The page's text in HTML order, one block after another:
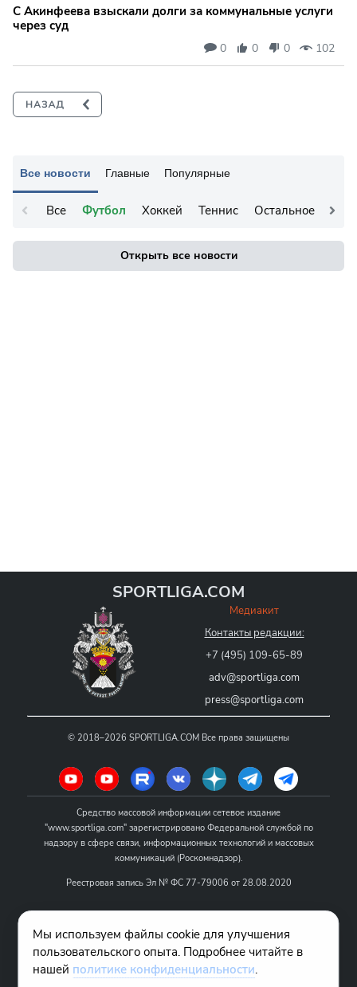
Все новости Главные Популярные
Все Футбол Хоккей Теннис Остальное
Открыть все новости
С Акинфеева взыскали долги за коммунальные услуги
через суд
0 0 0 102
SPORTLIGA.COM
Медиакит
Контакты редакции:
+7 (495) 109-65-89
adv@sportliga.com
press@sportliga.com
© 2018–2026 SPORTLIGA.COM Все права защищены
Средство массовой информации сетевое издание
"www.sportliga.com" зарегистрировано Федеральной службой по
надзору в сфере связи, информационных технологий и массовых
коммуникаций (Роскомнадзор).
Реестровая запись Эл № ФС 77-79006 от 28.08.2020
Учредитель СМИ сетевого издания "www.sportliga.com": ИП Чамин
О.Н.
Главный редактор СМИ сетевого издания "www.sportliga.com":
Мы используем файлы cookie для улучшения
пользовательского опыта. Подробнее читайте в
нашей политике конфиденциальности.